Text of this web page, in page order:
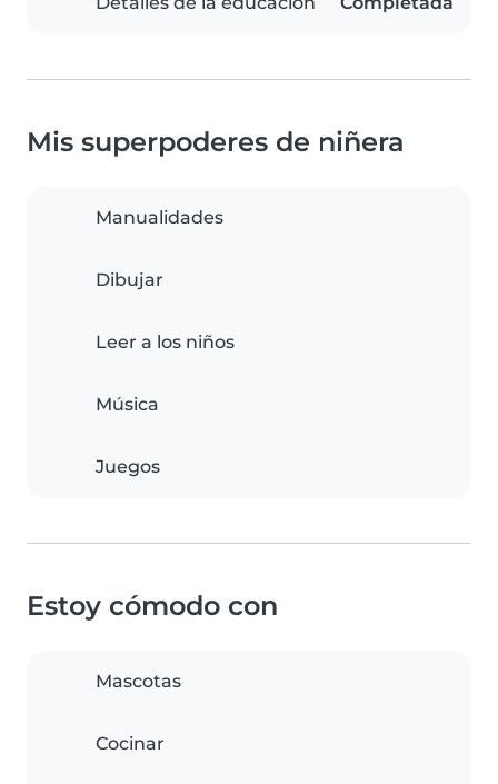
Mis superpoderes de niñera
Manualidades
Dibujar
Leer a los niños
Música
Juegos
Estoy cómodo con
Mascotas
Cocinar